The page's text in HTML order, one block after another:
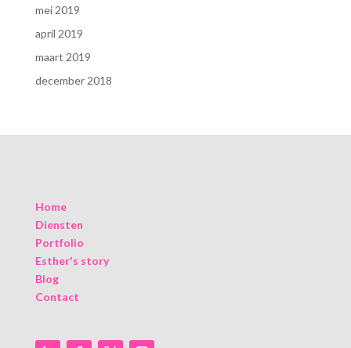
mei 2019
april 2019
maart 2019
december 2018
Home
Diensten
Portfolio
Esther's story
Blog
Contact